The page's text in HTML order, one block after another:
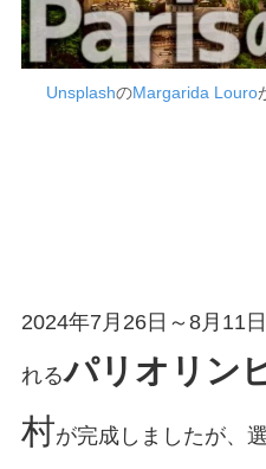
UnsplashのMargarida Louro
2024年7月26日～8月11
れるパリオリン
村が完成しましたが、